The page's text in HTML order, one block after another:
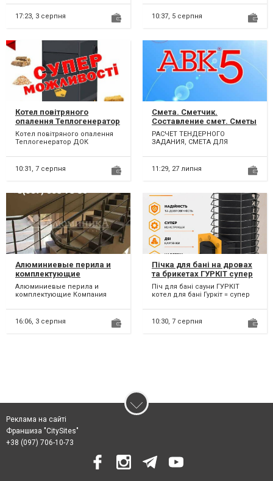
50 см. (80-100 см.)...
17:23, 3 серпня
Украине
Броварской и
Бориспольски...
10:37, 5 серпня
Котел повітряного
опалення Теплогенератор
ДОК
Котел повітряного опалення
Теплогенератор ДОК
Модельний ряд від 50
кіловат...
10:31, 7 серпня
Смета. Сметчик.
Составление смет. Сметы
АВК
РАСЧЕТ ТЕНДЕРНОГО
ЗАДАНИЯ, СМЕТА ДЛЯ
БЮДЖЕТОМ. ПОЛНОЕ
СОПРОВОЖДЕНИЕ ОБЪЕКТА
11:29, 27 липня
Алюминиевые перила и
комплектующие
Алюминиевые перила и
комплектующие Компания
услуг в сфере строительного
би...
16:06, 3 серпня
Пічка для бані на дровах
та брикетах ГУРКІТ супер
піч
Піч для бані сауни ГУРКІТ
котел для бані Гуркіт = супер
піч створен...
10:30, 7 серпня
Реклама на сайті
Франшиза "CitySites"
+38 (097) 706-10-73